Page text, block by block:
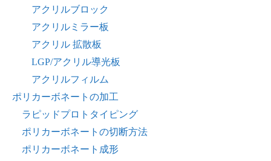
アクリルブロック
アクリルミラー板
アクリル 拡散板
LGP/アクリル導光板
アクリルフィルム
ポリカーボネートの加工
ラピッドプロトタイピング
ポリカーボネートの切断方法
ポリカーボネート成形